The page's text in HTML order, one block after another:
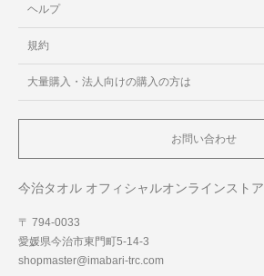
ヘルプ
規約
大量購入・法人向けの購入の方は
お問い合わせ
今治タオル オフィシャルオンラインストア
〒 794-0033
愛媛県今治市東門町5-14-3
shopmaster@imabari-trc.com